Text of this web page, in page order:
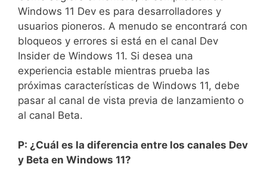
Windows 11 Dev es para desarrolladores y
usuarios pioneros. A menudo se encontrará con
bloqueos y errores si está en el canal Dev
Insider de Windows 11. Si desea una
experiencia estable mientras prueba las
próximas características de Windows 11, debe
pasar al canal de vista previa de lanzamiento o
al canal Beta.
P: ¿Cuál es la diferencia entre los canales Dev
y Beta en Windows 11?